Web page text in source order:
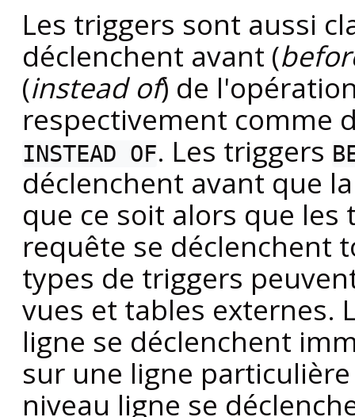
Les triggers sont aussi
déclenchent avant (
(instead of) de
respectivement comme
INSTEAD OF. Les triggers
déclenchent avant que
que ce soit alors que
requête se déclenchent
types de triggers
vues et tables externes.
ligne se déclenchent
sur une ligne
niveau ligne se